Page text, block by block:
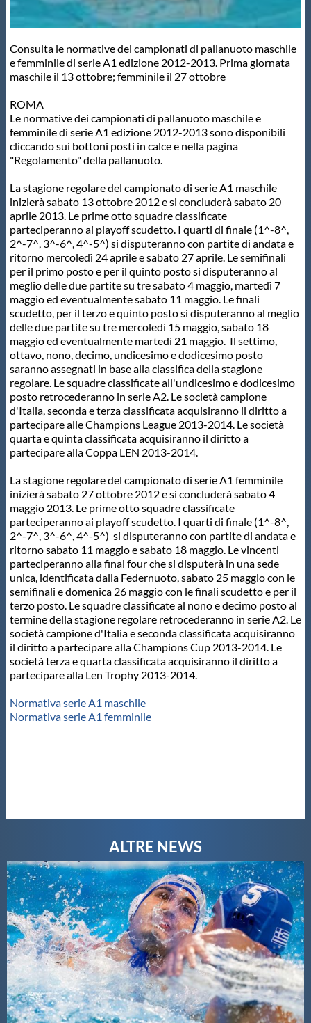
Propaganda
Centri Federali
Protezione Civile
Qualità
Sostenibilità
Privacy
Cookie Policy
Archivio News
Flash News
Galleria fotografica
Videogallery
Intranet
Webmail
Contatti
Mappa del sito
Consulta le normative dei campionati di pallanuoto maschile
e femminile di serie A1 edizione 2012-2013. Prima giornata
maschile il 13 ottobre; femminile il 27 ottobre
ROMA
Le normative dei campionati di pallanuoto maschile e
femminile di serie A1 edizione 2012-2013 sono disponibili
cliccando sui bottoni posti in calce e nella pagina
"Regolamento" della pallanuoto.
La stagione regolare del campionato di serie A1 maschile
inizierà sabato 13 ottobre 2012 e si concluderà sabato 20
aprile 2013. Le prime otto squadre classificate
parteciperanno ai playoff scudetto. I quarti di finale (1^-8^,
2^-7^, 3^-6^, 4^-5^) si disputeranno con partite di andata e
ritorno mercoledì 24 aprile e sabato 27 aprile. Le semifinali
per il primo posto e per il quinto posto si disputeranno al
meglio delle due partite su tre sabato 4 maggio, martedì 7
maggio ed eventualmente sabato 11 maggio. Le finali
scudetto, per il terzo e quinto posto si disputeranno al meglio
delle due partite su tre mercoledì 15 maggio, sabato 18
maggio ed eventualmente martedì 21 maggio. Il settimo,
ottavo, nono, decimo, undicesimo e dodicesimo posto
saranno assegnati in base alla classifica della stagione
regolare. Le squadre classificate all'undicesimo e dodicesimo
posto retrocederanno in serie A2. Le società campione
d'Italia, seconda e terza classificata acquisiranno il diritto a
partecipare alle Champions League 2013-2014. Le società
quarta e quinta classificata acquisiranno il diritto a
partecipare alla Coppa LEN 2013-2014.
La stagione regolare del campionato di serie A1 femminile
inizierà sabato 27 ottobre 2012 e si concluderà sabato 4
maggio 2013. Le prime otto squadre classificate
parteciperanno ai playoff scudetto. I quarti di finale (1^-8^,
2^-7^, 3^-6^, 4^-5^) si disputeranno con partite di andata e
ritorno sabato 11 maggio e sabato 18 maggio. Le vincenti
parteciperanno alla final four che si disputerà in una sede
unica, identificata dalla Federnuoto, sabato 25 maggio con le
semifinali e domenica 26 maggio con le finali scudetto e per il
terzo posto. Le squadre classificate al nono e decimo posto al
termine della stagione regolare retrocederanno in serie A2. Le
società campione d'Italia e seconda classificata acquisiranno
il diritto a partecipare alla Champions Cup 2013-2014. Le
società terza e quarta classificata acquisiranno il diritto a
partecipare alla Len Trophy 2013-2014.
Normativa serie A1 maschile
Normativa serie A1 femminile